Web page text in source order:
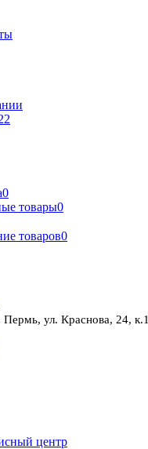
0
товары0
товаров0
Пермь, ул. Краснова, 24, к.1
центр